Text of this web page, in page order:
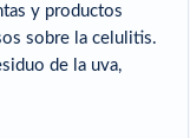
y productos
sobre la celulitis.
de la uva,